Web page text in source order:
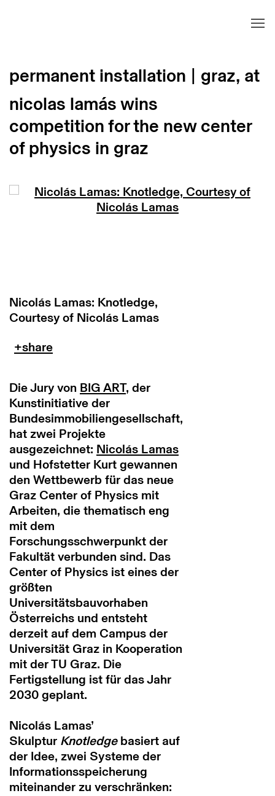
permanent installation | graz, at
nicolas lamás wins
competition for the new center
of physics in graz
Open a larger version of the following image in
Nicolás Lamas: Knotledge,
Courtesy of Nicolás Lamas
Die Jury von BIG ART, der
Kunstinitiative der
Bundesimmobiliengesellschaft,
hat zwei Projekte
ausgezeichnet: Nicolás Lamas
und Hofstetter Kurt gewannen
den Wettbewerb für das neue
Graz Center of Physics mit
Arbeiten, die thematisch eng
mit dem
Forschungsschwerpunkt der
Fakultät verbunden sind. Das
Center of Physics ist eines der
größten
Universitätsbauvorhaben
Österreichs und entsteht
derzeit auf dem Campus der
Universität Graz in Kooperation
mit der TU Graz. Die
Fertigstellung ist für das Jahr
2030 geplant.
Nicolás Lamas’
Skulptur Knotledgebasiert auf
der Idee, zwei Systeme der
Informationsspeicherung
miteinander zu verschränken: